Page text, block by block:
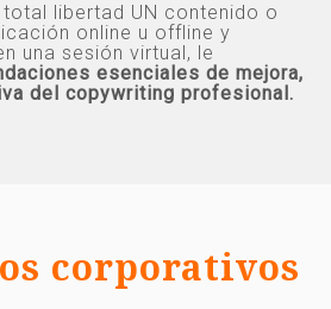
libertad UN contenido o
online u offline y
una sesión virtual, le
esenciales de mejora,
del copywriting profesional.
corporativos